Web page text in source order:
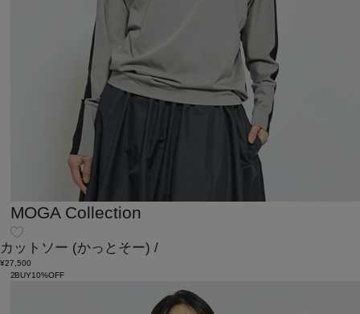
MOGA Collection
カットソー (かっとそー) /
¥27,500
2BUY10%OFF